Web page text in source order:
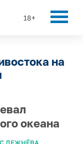
18+
на
океана